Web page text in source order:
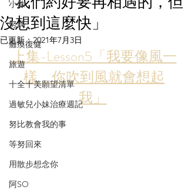
小妹
努媽
癱瘓復健
旅遊
十全十美願望清單
過敏兒小妹治療週記
努比教會我的事
等努回來
用散步想念你
阿SO
沒想到這麼快」
已更新：2021年7月3日
上集-Lesson5「我要像風一
樣，你吹到風就會想起
我」